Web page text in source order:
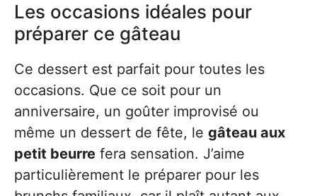
Les occasions idéales pour
préparer ce gâteau
Ce dessert est parfait pour toutes les
occasions. Que ce soit pour un
anniversaire, un goûter improvisé ou
même un dessert de fête, le gâteau aux
petit beurre fera sensation. J’aime
particulièrement le préparer pour les